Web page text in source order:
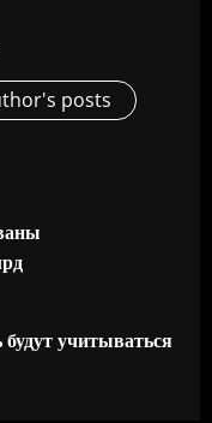
posts
учитываться